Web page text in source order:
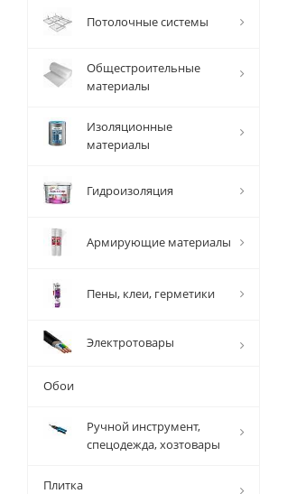
Потолочные системы
Общестроительные
материалы
Изоляционные
материалы
Гидроизоляция
Армирующие материалы
Пены, клеи, герметики
Электротовары
Обои
Ручной инструмент,
спецодежда, хозтовары
Плитка